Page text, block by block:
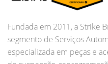
Fundada em 2011, a Strike
segmento de Serviços
especializada em peças e